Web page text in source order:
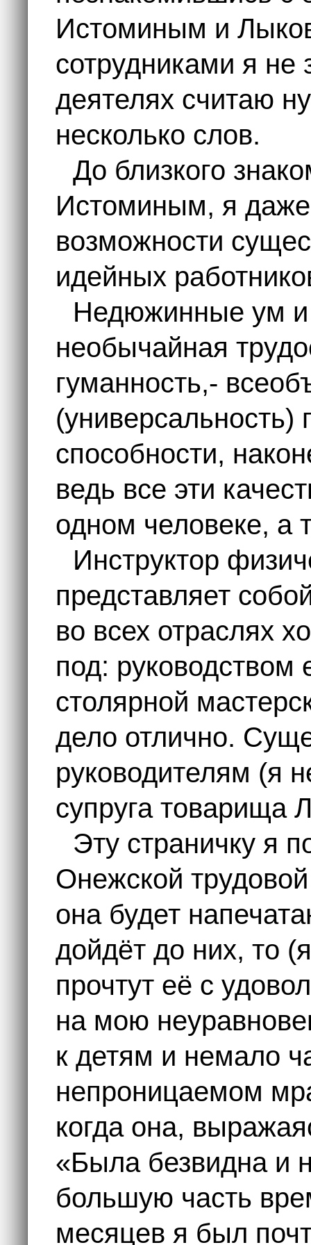
Истоминым и
сотрудниками я не
деятелях считаю
несколько слов.
До близкого
Истоминым, я
возможности
идейных
Недюжинные ум и
необычайная
гуманность,-
(универсальность)
способности,
ведь все эти
одном человеке, а
Инструктор
представляет
во всех отраслях
под: руководством
столярной
дело отлично.
руководителям (я
супруга товарища
Эту страничку я
Онежской
она будет
дойдёт до них, то
прочтут её с
на мою
к детям и немало
непроницаемом
когда она,
«Была безвидна и
большую часть
месяцев я был